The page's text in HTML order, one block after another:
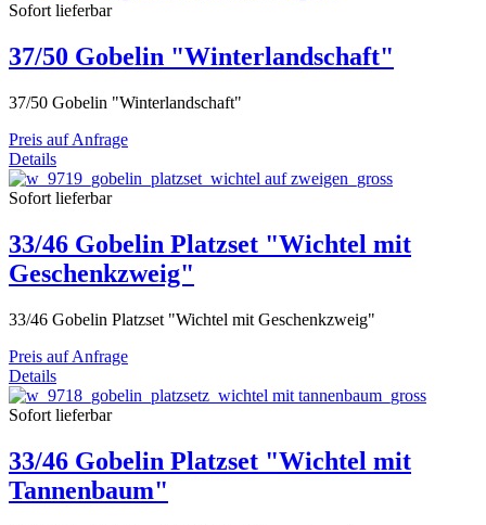
Sofort lieferbar
37/50 Gobelin "Winterlandschaft"
37/50 Gobelin "Winterlandschaft"
Preis auf Anfrage
Details
Sofort lieferbar
33/46 Gobelin Platzset "Wichtel mit
Geschenkzweig"
33/46 Gobelin Platzset "Wichtel mit Geschenkzweig"
Preis auf Anfrage
Details
Sofort lieferbar
33/46 Gobelin Platzset "Wichtel mit
Tannenbaum"